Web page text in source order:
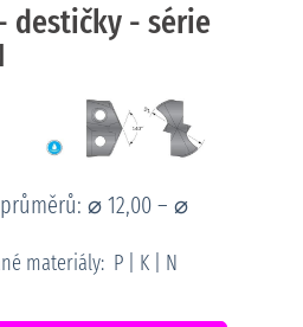
destičky - série
⌀ 12,00 – ⌀
materiály: P | K | N